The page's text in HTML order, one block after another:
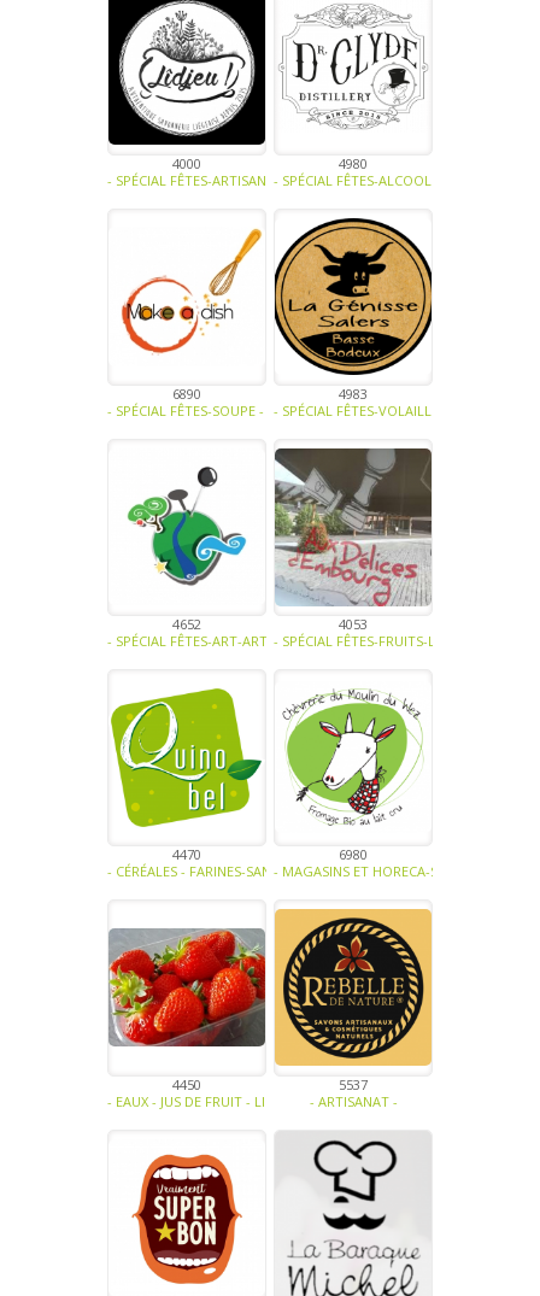
4000
- SPÉCIAL FÊTES-ARTISANAT -
4980
- SPÉCIAL FÊTES-ALCOOL -
6890
- SPÉCIAL FÊTES-SOUPE - TRAITEUR - SAUCE- TAPENADE-VIANDE -
4983
- SPÉCIAL FÊTES-VOLAILLE - OEUFS-
4652
- SPÉCIAL FÊTES-ART-ARTISANAT -
4053
- SPÉCIAL FÊTES-FRUITS-LÉGUMES-
4470
- CÉRÉALES - FARINES-SANS GLUTEN, SANS LACTOSE, SANS SUCRE,
6980
- MAGASINS ET HORECA-SANS GLUTEN,
4450
- EAUX - JUS DE FRUIT - LIMONADE - SIROP-FRUITS-CONFITURE -
5537
- ARTISANAT -